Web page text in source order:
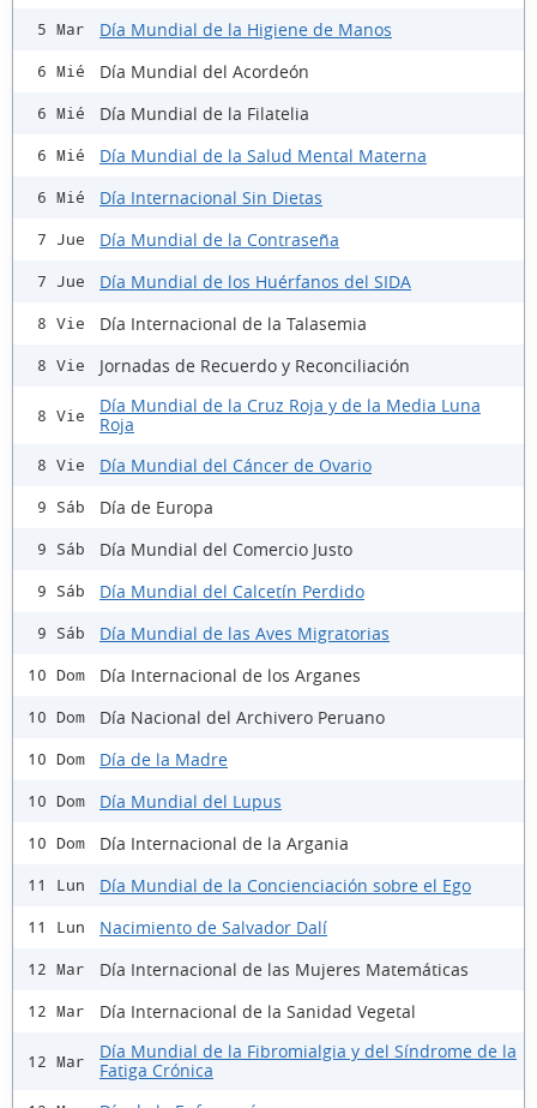
5 Mar Día Mundial de la Higiene de Manos
6 Mié Día Mundial del Acordeón
6 Mié Día Mundial de la Filatelia
6 Mié Día Mundial de la Salud Mental Materna
6 Mié Día Internacional Sin Dietas
7 Jue Día Mundial de la Contraseña
7 Jue Día Mundial de los Huérfanos del SIDA
8 Vie Día Internacional de la Talasemia
8 Vie Jornadas de Recuerdo y Reconciliación
8 Vie
Día Mundial de la Cruz Roja y de la Media Luna
Roja
8 Vie Día Mundial del Cáncer de Ovario
9 Sáb Día de Europa
9 Sáb Día Mundial del Comercio Justo
9 Sáb Día Mundial del Calcetín Perdido
9 Sáb Día Mundial de las Aves Migratorias
10 Dom Día Internacional de los Arganes
10 Dom Día Nacional del Archivero Peruano
10 Dom Día de la Madre
10 Dom Día Mundial del Lupus
10 Dom Día Internacional de la Argania
11 Lun Día Mundial de la Concienciación sobre el Ego
11 Lun Nacimiento de Salvador Dalí
12 Mar Día Internacional de las Mujeres Matemáticas
12 Mar Día Internacional de la Sanidad Vegetal
12 Mar
Día Mundial de la Fibromialgia y del Síndrome de la
Fatiga Crónica